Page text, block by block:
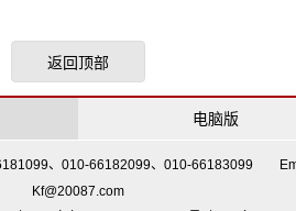
返回顶部
电脑版
、010-66182099、010-66183099
Kf@20087.com